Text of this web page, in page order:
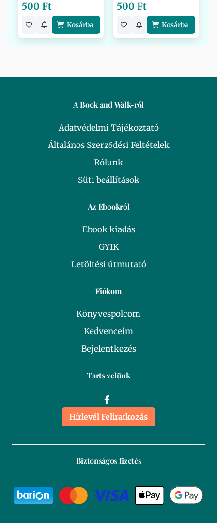
500 Ft
Kosárba
500 Ft
Kosárba
A Book and Walk-ról
Adatvédelmi Tájékoztató
Általános Szerződési Feltételek
Rólunk
Süti beállítások
Az Ebookról
Ebook kiadás
GYIK
Letöltési útmutató
Fiókom
Könyvespolcom
Kedvenceim
Bejelentkezés
Tarts velünk
Hírlevél Feliratkozás
Biztonságos fizetés